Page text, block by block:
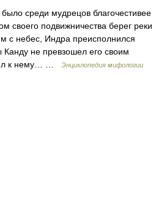
среди мудрецов благочестивее
своего подвижничества берег реки
с небес, Индра преисполнился
Канду не превзошел его своим
к нему… …
Энциклопедия мифологии